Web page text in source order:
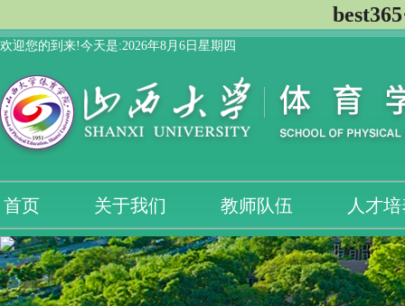
欢迎您的到来!今天是:2026年8月6日星期四
首页 关于我们 教师队伍 人才